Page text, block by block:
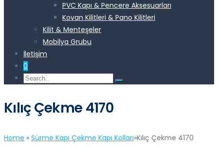
PVC Kapı & Pencere Aksesuarları
Kovan Kilitleri & Pano Kilitleri
Kilit & Menteşeler
Mobilya Grubu
İletişim
0
Kılıç Çekme 4170
Home » Sürme Kapı Çekme Kapı Kolları»Kılıç Çekme 4170